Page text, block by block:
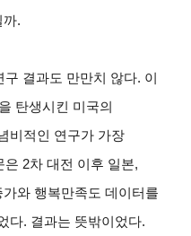
까.
구 결과도 만만치 않다. 이
탄생시킨 미국의
비적인 연구가 가장
은 2차 대전 이후 일본,
와 행복만족도 데이터를
다. 결과는 뜻밖이었다.